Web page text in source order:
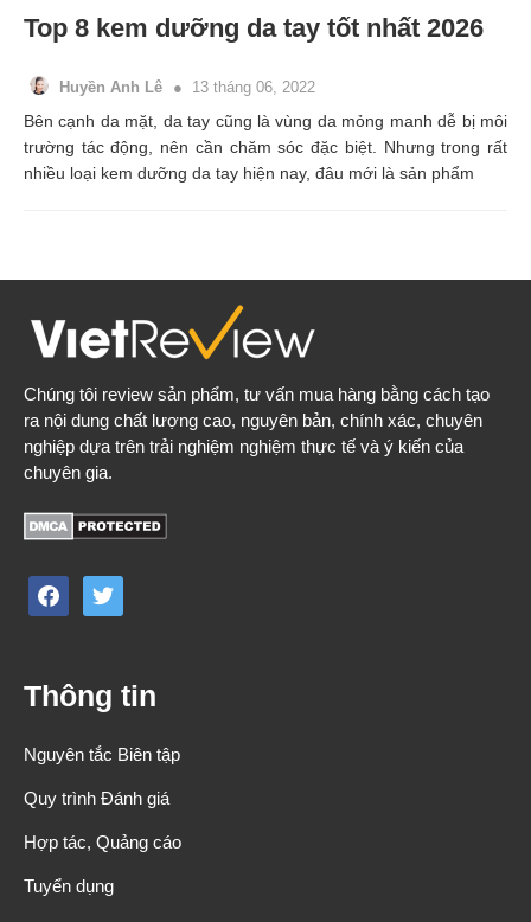
Top 8 kem dưỡng da tay tốt nhất 2026
Huyền Anh Lê 13 tháng 06, 2022
Bên cạnh da mặt, da tay cũng là vùng da mỏng manh dễ bị môi
trường tác động, nên cần chăm sóc đặc biệt. Nhưng trong rất
nhiều loại kem dưỡng da tay hiện nay, đâu mới là sản phẩm
Chúng tôi review sản phẩm, tư vấn mua hàng bằng cách tạo
ra nội dung chất lượng cao, nguyên bản, chính xác, chuyên
nghiệp dựa trên trải nghiệm nghiệm thực tế và ý kiến của
chuyên gia.
facebooktwitter
Thông tin
Nguyên tắc Biên tập
Quy trình Đánh giá
Hợp tác, Quảng cáo
Tuyển dụng